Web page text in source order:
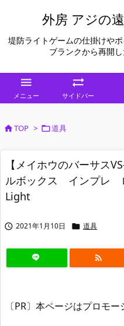
外房 アジの
堤防ライトゲームの仕掛けや
ブランクから再開

メニュー

サイドバー
TOP > 道具
【メイホウのバーサス
ルボックス インプレ
Light
 2021年1月10日  道具

〔PR〕本ページはプロモ